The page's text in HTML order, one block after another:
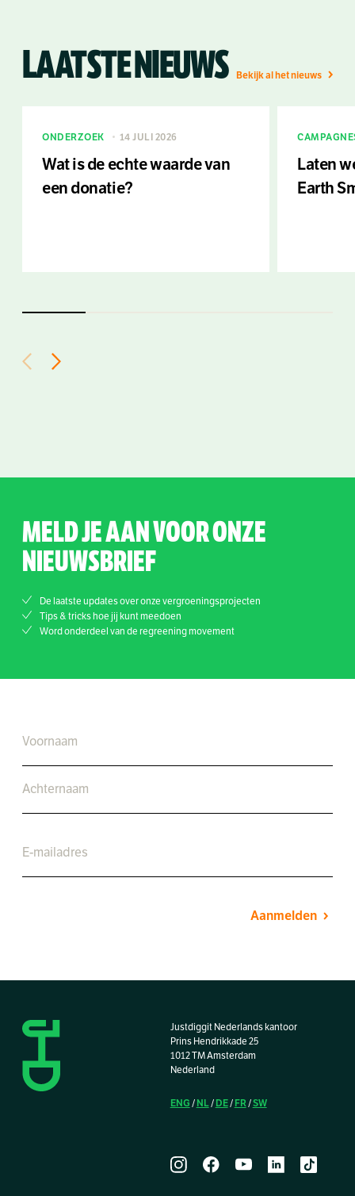
LAATSTE NIEUWS Bekijk al het nieuws
ONDERZOEK 14 JULI 2026
Wat is de echte waarde van
een donatie?
Laten
Earth
MELD JE AAN VOOR ONZE
NIEUWSBRIEF
De laatste updates over onze vergroeningsprojecten
Tips & tricks hoe jij kunt meedoen
Word onderdeel van de regreening movement
Aanmelden
Justdiggit Nederlands kantoor
Prins Hendrikkade 25
1012 TM Amsterdam
Nederland
ENG / NL / DE/ FR /SW